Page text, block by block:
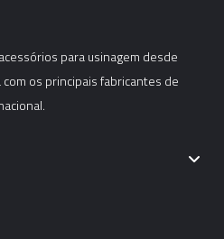
para usinagem desde
os principais fabricantes de